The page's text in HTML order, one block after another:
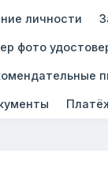
личности
фото